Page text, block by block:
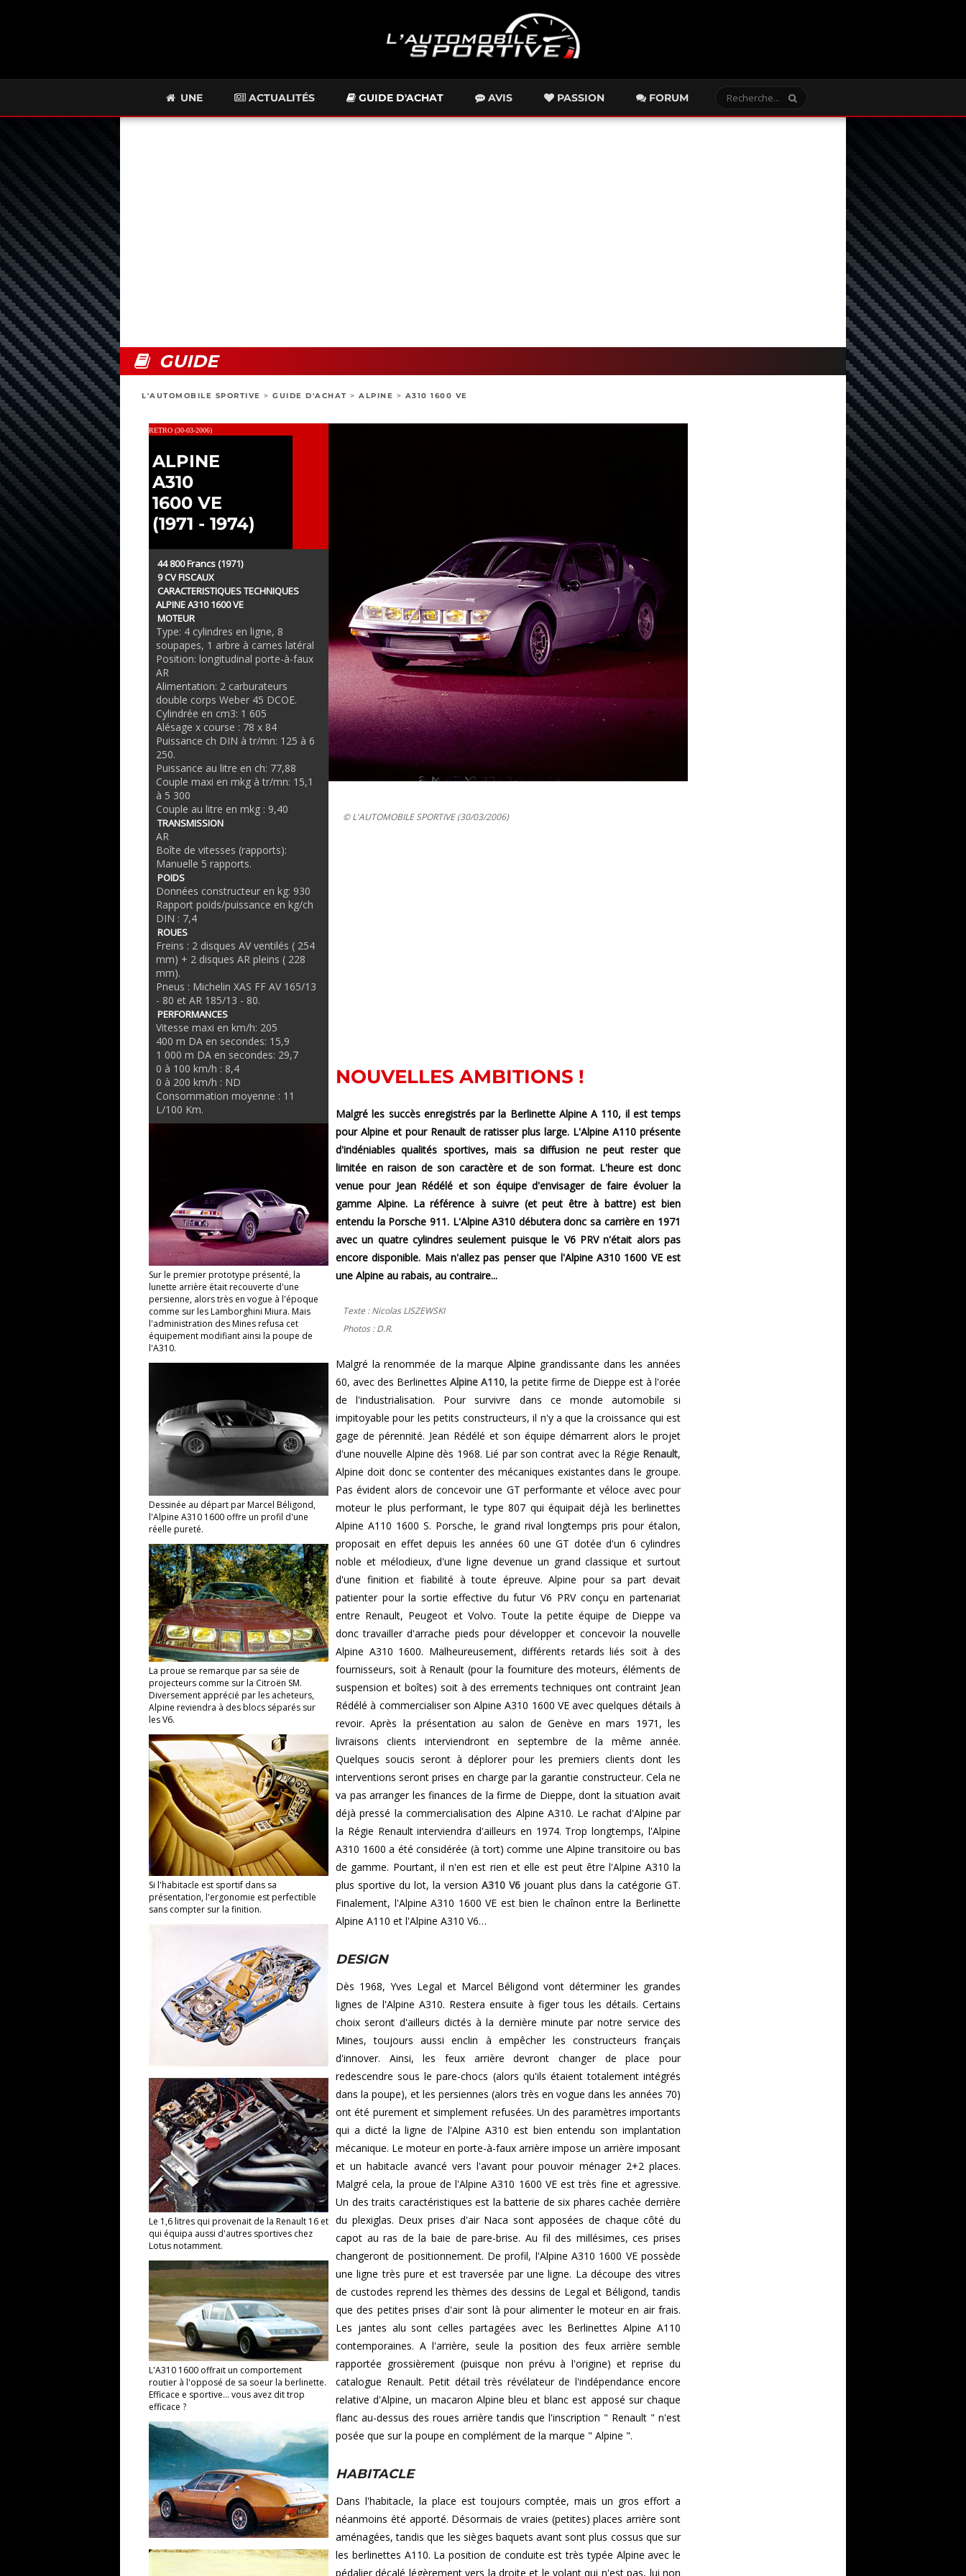
UNE ACTUALITÉS GUIDE D'ACHAT AVIS PASSION FORUM
GUIDE
L'AUTOMOBILE SPORTIVE > GUIDE D'ACHAT > ALPINE > A310 1600 VE
RETRO (30-03-2006)
ALPINE
A310
1600 VE
(1971 - 1974)
44 800 Francs (1971)
9 CV FISCAUX
CARACTERISTIQUES TECHNIQUES
ALPINE A310 1600 VE
MOTEUR
Type: 4 cylindres en ligne, 8
soupapes, 1 arbre à cames latéral
Position: longitudinal porte-à-faux
AR
Alimentation: 2 carburateurs
double corps Weber 45 DCOE.
Cylindrée en cm3: 1 605
Alésage x course : 78 x 84
Puissance ch DIN à tr/mn: 125 à 6
250.
Puissance au litre en ch: 77,88
Couple maxi en mkg à tr/mn: 15,1
à 5 300
Couple au litre en mkg : 9,40
TRANSMISSION
AR
Boîte de vitesses (rapports):
Manuelle 5 rapports.
POIDS
Données constructeur en kg: 930
Rapport poids/puissance en kg/ch
DIN : 7,4
ROUES
Freins : 2 disques AV ventilés ( 254
mm) + 2 disques AR pleins ( 228
mm).
Pneus : Michelin XAS FF AV 165/13
- 80 et AR 185/13 - 80.
PERFORMANCES
Vitesse maxi en km/h: 205
400 m DA en secondes: 15,9
1 000 m DA en secondes: 29,7
0 à 100 km/h : 8,4
0 à 200 km/h : ND
Consommation moyenne : 11
L/100 Km.
Sur le premier prototype présenté, la
lunette arrière était recouverte d'une
persienne, alors très en vogue à l'époque
comme sur les Lamborghini Miura. Mais
l'administration des Mines refusa cet
équipement modifiant ainsi la poupe de
l'A310.
Dessinée au départ par Marcel Béligond,
l'Alpine A310 1600 offre un profil d'une
réelle pureté.
La proue se remarque par sa séie de
projecteurs comme sur la Citroën SM.
Diversement apprécié par les acheteurs,
Alpine reviendra à des blocs séparés sur
les V6.
Si l'habitacle est sportif dans sa
présentation, l'ergonomie est perfectible
sans compter sur la finition.
Le 1,6 litres qui provenait de la Renault 16 et
qui équipa aussi d'autres sportives chez
Lotus notamment.
L'A310 1600 offrait un comportement
routier à l'opposé de sa soeur la berlinette.
Efficace e sportive... vous avez dit trop
efficace ?
© L'AUTOMOBILE SPORTIVE (30/03/2006)
NOUVELLES AMBITIONS !
Malgré les succès enregistrés par la Berlinette Alpine A 110, il est temps
pour Alpine et pour Renault de ratisser plus large. L'Alpine A110 présente
d'indéniables qualités sportives, mais sa diffusion ne peut rester que
limitée en raison de son caractère et de son format. L'heure est donc
venue pour Jean Rédélé et son équipe d'envisager de faire évoluer la
gamme Alpine. La référence à suivre (et peut être à battre) est bien
entendu la Porsche 911. L'Alpine A310 débutera donc sa carrière en 1971
avec un quatre cylindres seulement puisque le V6 PRV n'était alors pas
encore disponible. Mais n'allez pas penser que l'Alpine A310 1600 VE est
une Alpine au rabais, au contraire...
Texte : Nicolas LISZEWSKI
Photos : D.R.
Malgré la renommée de la marqueAlpine grandissante dans les années
60, avec des BerlinettesAlpine A110, la petite firme de Dieppe est à l'orée
de l'industrialisation. Pour survivre dans ce monde automobile si
impitoyable pour les petits constructeurs, il n'y a que la croissance qui est
gage de pérennité. Jean Rédélé et son équipe démarrent alors le projet
d'une nouvelle Alpine dès 1968. Lié par son contrat avec la Régie Renault,
Alpine doit donc se contenter des mécaniques existantes dans le groupe.
Pas évident alors de concevoir une GT performante et véloce avec pour
moteur le plus performant, le type 807 qui équipait déjà les berlinettes
Alpine A110 1600 S. Porsche, le grand rival longtemps pris pour étalon,
proposait en effet depuis les années 60 une GT dotée d'un 6 cylindres
noble et mélodieux, d'une ligne devenue un grand classique et surtout
d'une finition et fiabilité à toute épreuve. Alpine pour sa part devait
patienter pour la sortie effective du futur V6 PRV conçu en partenariat
entre Renault, Peugeot et Volvo. Toute la petite équipe de Dieppe va
donc travailler d'arrache pieds pour développer et concevoir la nouvelle
Alpine A310 1600. Malheureusement, différents retards liés soit à des
fournisseurs, soit à Renault (pour la fourniture des moteurs, éléments de
suspension et boîtes) soit à des errements techniques ont contraint Jean
Rédélé à commercialiser son Alpine A310 1600 VE avec quelques détails à
revoir. Après la présentation au salon de Genève en mars 1971, les
livraisons clients interviendront en septembre de la même année.
Quelques soucis seront à déplorer pour les premiers clients dont les
interventions seront prises en charge par la garantie constructeur. Cela ne
va pas arranger les finances de la firme de Dieppe, dont la situation avait
déjà pressé la commercialisation des Alpine A310. Le rachat d'Alpine par
la Régie Renault interviendra d'ailleurs en 1974. Trop longtemps, l'Alpine
A310 1600 a été considérée (à tort) comme une Alpine transitoire ou bas
de gamme. Pourtant, il n'en est rien et elle est peut être l'Alpine A310 la
plus sportive du lot, la version A310 V6 jouant plus dans la catégorie GT.
Finalement, l'Alpine A310 1600 VE est bien le chaînon entre la Berlinette
Alpine A110 et l'Alpine A310 V6…
DESIGN
Dès 1968, Yves Legal et Marcel Béligond vont déterminer les grandes
lignes de l'Alpine A310. Restera ensuite à figer tous les détails. Certains
choix seront d'ailleurs dictés à la dernière minute par notre service des
Mines, toujours aussi enclin à empêcher les constructeurs français
d'innover. Ainsi, les feux arrière devront changer de place pour
redescendre sous le pare-chocs (alors qu'ils étaient totalement intégrés
dans la poupe), et les persiennes (alors très en vogue dans les années 70)
ont été purement et simplement refusées. Un des paramètres importants
qui a dicté la ligne de l'Alpine A310 est bien entendu son implantation
mécanique. Le moteur en porte-à-faux arrière impose un arrière imposant
et un habitacle avancé vers l'avant pour pouvoir ménager 2+2 places.
Malgré cela, la proue de l'Alpine A310 1600 VE est très fine et agressive.
Un des traits caractéristiques est la batterie de six phares cachée derrière
du plexiglas. Deux prises d'air Naca sont apposées de chaque côté du
capot au ras de la baie de pare-brise. Au fil des millésimes, ces prises
changeront de positionnement. De profil, l'Alpine A310 1600 VE possède
une ligne très pure et est traversée par une ligne. La découpe des vitres
de custodes reprend les thèmes des dessins de Legal et Béligond, tandis
que des petites prises d'air sont là pour alimenter le moteur en air frais.
Les jantes alu sont celles partagées avec les Berlinettes Alpine A110
contemporaines. A l'arrière, seule la position des feux arrière semble
rapportée grossièrement (puisque non prévu à l'origine) et reprise du
catalogue Renault. Petit détail très révélateur de l'indépendance encore
relative d'Alpine, un macaron Alpine bleu et blanc est apposé sur chaque
flanc au-dessus des roues arrière tandis que l'inscription " Renault " n'est
posée que sur la poupe en complément de la marque " Alpine ".
HABITACLE
Dans l'habitacle, la place est toujours comptée, mais un gros effort a
néanmoins été apporté. Désormais de vraies (petites) places arrière sont
aménagées, tandis que les sièges baquets avant sont plus cossus que sur
les berlinettes A110. La position de conduite est très typée Alpine avec le
pédalier décalé légèrement vers la droite et le volant qui n'est pas, lui non